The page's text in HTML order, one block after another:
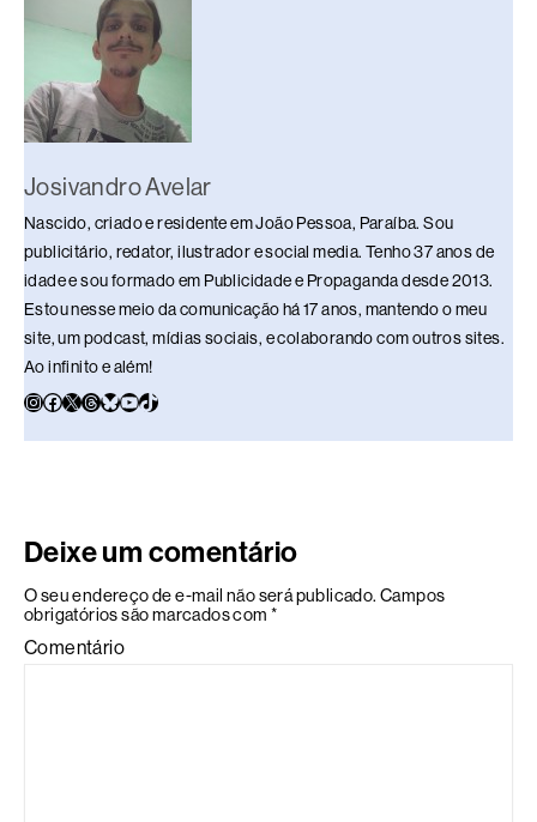
Josivandro Avelar
Nascido, criado e residente em João Pessoa, Paraíba. Sou
publicitário, redator, ilustrador e social media. Tenho 37 anos de
idade e sou formado em Publicidade e Propaganda desde 2013.
Estou nesse meio da comunicação há 17 anos, mantendo o meu
site, um podcast, mídias sociais, e colaborando com outros sites.
Ao infinito e além!
Deixe um comentário
O seu endereço de e-mail não será publicado. Campos
obrigatórios são marcados com *
Comentário